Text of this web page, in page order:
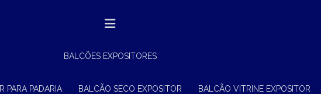
BALCÕES EXPOSITORES
PARA PADARIA BALCÃO SECO EXPOSITOR BALCÃO VITRINE EXPOSITOR